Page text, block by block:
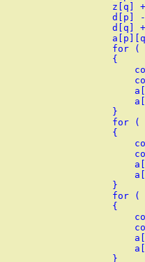
z[q]
d[p]
d[q]
for (
                    {
                    }
for (
                    {
                    }
for (
                    {
                    }